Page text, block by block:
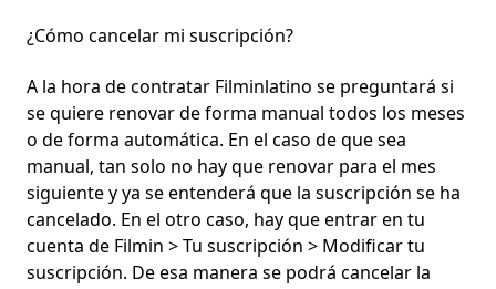
¿Cómo cancelar mi suscripción?
A la hora de contratar Filminlatino se preguntará si
se quiere renovar de forma manual todos los meses
o de forma automática. En el caso de que sea
manual, tan solo no hay que renovar para el mes
siguiente y ya se entenderá que la suscripción se ha
cancelado. En el otro caso, hay que entrar en tu
cuenta de Filmin > Tu suscripción > Modificar tu
suscripción. De esa manera se podrá cancelar la